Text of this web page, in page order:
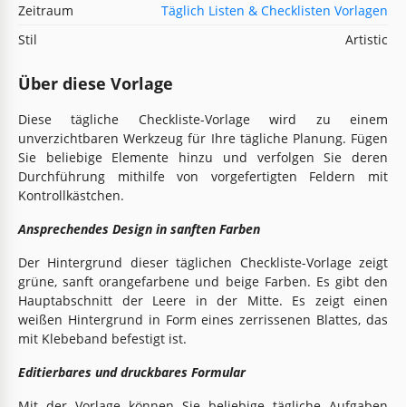
Zeitraum
Täglich Listen & Checklisten Vorlagen
Stil
Artistic
Über diese Vorlage
Diese tägliche Checkliste-Vorlage wird zu einem
unverzichtbaren Werkzeug für Ihre tägliche Planung. Fügen
Sie beliebige Elemente hinzu und verfolgen Sie deren
Durchführung mithilfe von vorgefertigten Feldern mit
Kontrollkästchen.
Ansprechendes Design in sanften Farben
Der Hintergrund dieser täglichen Checkliste-Vorlage zeigt
grüne, sanft orangefarbene und beige Farben. Es gibt den
Hauptabschnitt der Leere in der Mitte. Es zeigt einen
weißen Hintergrund in Form eines zerrissenen Blattes, das
mit Klebeband befestigt ist.
Editierbares und druckbares Formular